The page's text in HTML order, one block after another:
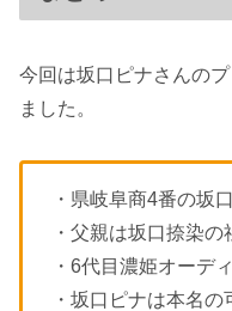
今回は坂口ピナさんの
ました。
・県岐阜商4番の坂
・父親は坂口捺染
・6代目濃姫オーデ
・坂口ピナは本名の